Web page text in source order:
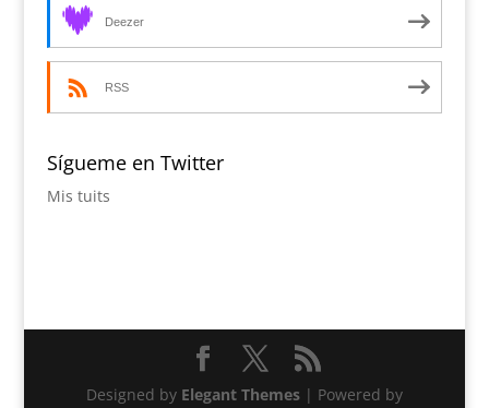
Deezer
RSS
Sígueme en Twitter
Mis tuits
Designed by Elegant Themes| Powered by